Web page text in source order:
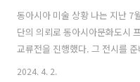
동아시아 미술 상황 나는 지난 7
단의 의뢰로 동아시아문화도시
교류전을 진행했다. 그 전시를
2024. 4. 2.